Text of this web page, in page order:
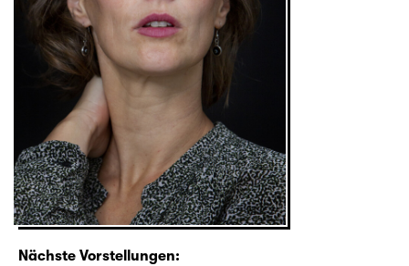
Nächste Vorstellungen: